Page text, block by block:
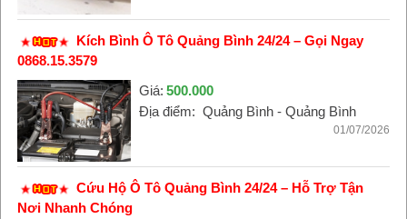
Kích Bình Ô Tô Quảng Bình 24/24 – Gọi Ngay
0868.15.3579
Giá: 500.000
Địa điểm: Quảng Bình - Quảng Bình
01/07/2026
Cứu Hộ Ô Tô Quảng Bình 24/24 – Hỗ Trợ Tận
Nơi Nhanh Chóng